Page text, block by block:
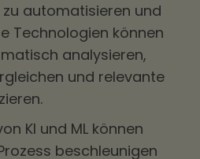
automatisieren und
Technologien können
analysieren,
und relevante
KI und ML können
beschleunigen